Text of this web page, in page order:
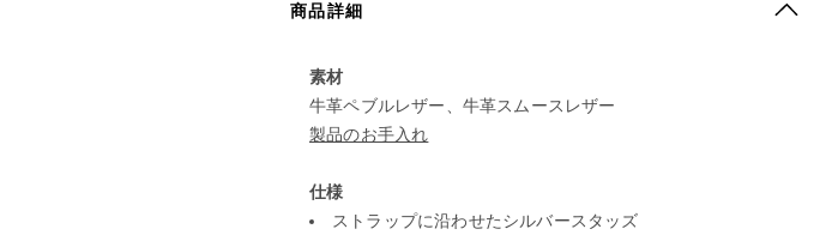
商品詳細
素材
牛革ペブルレザー、牛革スムースレザー
製品のお手入れ
仕様
ストラップに沿わせたシルバースタッズ